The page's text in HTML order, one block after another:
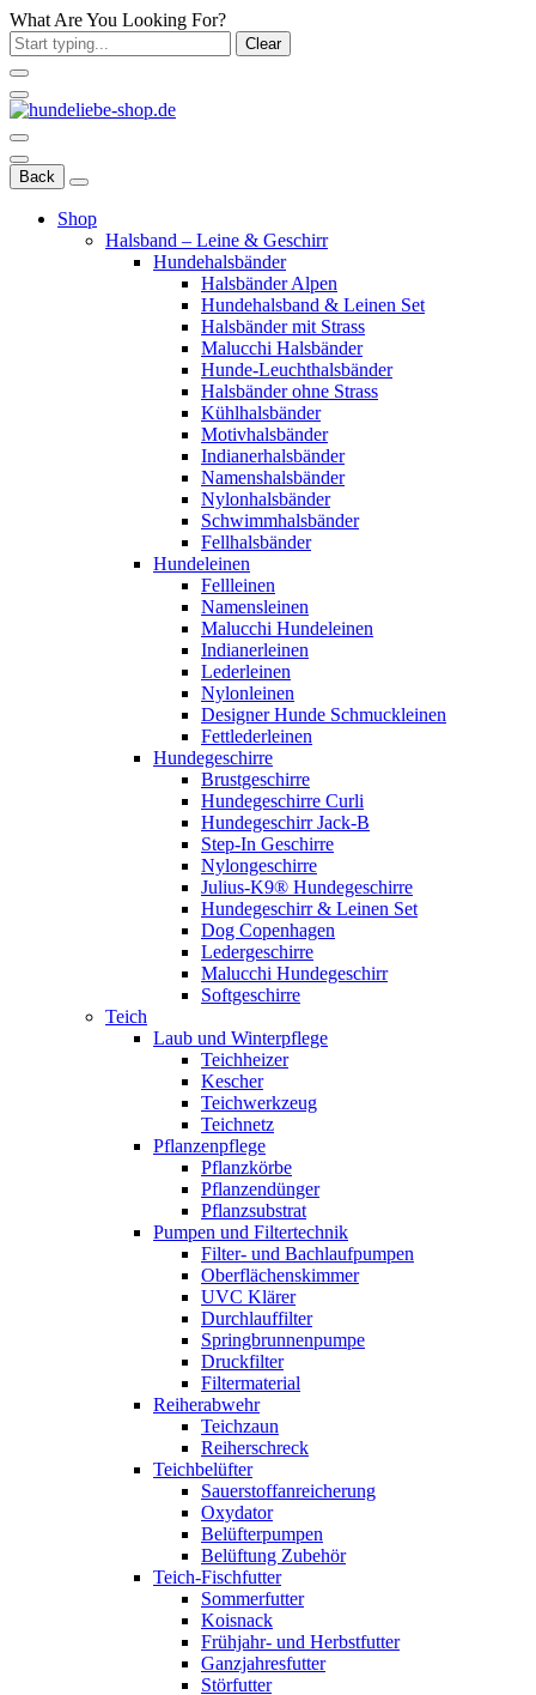
What Are You Looking For?
Clear
Back
Shop
Halsband – Leine & Geschirr
Hundehalsbänder
Halsbänder Alpen
Hundehalsband & Leinen Set
Halsbänder mit Strass
Malucchi Halsbänder
Hunde-Leuchthalsbänder
Halsbänder ohne Strass
Kühlhalsbänder
Motivhalsbänder
Indianerhalsbänder
Namenshalsbänder
Nylonhalsbänder
Schwimmhalsbänder
Fellhalsbänder
Hundeleinen
Fellleinen
Namensleinen
Malucchi Hundeleinen
Indianerleinen
Lederleinen
Nylonleinen
Designer Hunde Schmuckleinen
Fettlederleinen
Hundegeschirre
Brustgeschirre
Hundegeschirre Curli
Hundegeschirr Jack-B
Step-In Geschirre
Nylongeschirre
Julius-K9® Hundegeschirre
Hundegeschirr & Leinen Set
Dog Copenhagen
Ledergeschirre
Malucchi Hundegeschirr
Softgeschirre
Teich
Laub und Winterpflege
Teichheizer
Kescher
Teichwerkzeug
Teichnetz
Pflanzenpflege
Pflanzkörbe
Pflanzendünger
Pflanzsubstrat
Pumpen und Filtertechnik
Filter- und Bachlaufpumpen
Oberflächenskimmer
UVC Klärer
Durchlauffilter
Springbrunnenpumpe
Druckfilter
Filtermaterial
Reiherabwehr
Teichzaun
Reiherschreck
Teichbelüfter
Sauerstoffanreicherung
Oxydator
Belüfterpumpen
Belüftung Zubehör
Teich-Fischfutter
Sommerfutter
Koisnack
Frühjahr- und Herbstfutter
Ganzjahresfutter
Störfutter